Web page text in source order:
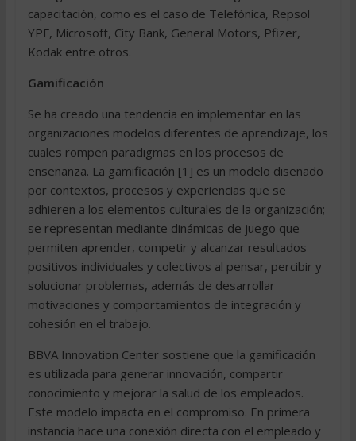
capacitación, como es el caso de Telefónica, Repsol 
YPF, Microsoft, City Bank, General Motors, Pfizer,
Kodak entre otros.
Gamificación
Se ha creado una tendencia en implementar en las
organizaciones modelos diferentes de aprendizaje, los
cuales rompen paradigmas en los procesos de
enseñanza. La gamificación [1] es un modelo diseñado
por contextos, procesos y experiencias que se
adhieren a los elementos culturales de la organización;
se representan mediante dinámicas de juego que
permiten aprender, competir y alcanzar resultados
positivos individuales y colectivos al pensar, percibir y
solucionar problemas, además de desarrollar
motivaciones y comportamientos de integración y
cohesión en el trabajo.
BBVA Innovation Center sostiene que la gamificación
es utilizada para generar innovación, compartir
conocimiento y mejorar la salud de los empleados.
Este modelo impacta en el compromiso. En primera
instancia hace una conexión directa con el empleado y